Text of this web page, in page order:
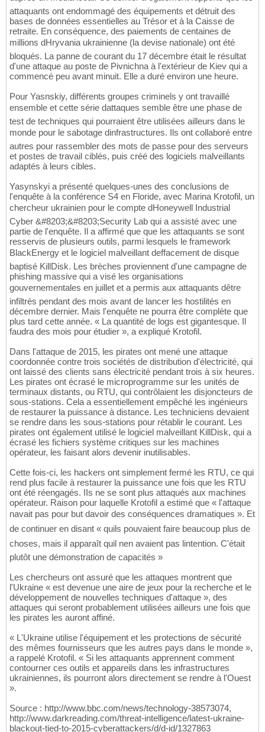
attaquants ont endommagé des équipements et détruit des
bases de données essentielles au Trésor et à la Caisse de
retraite. En conséquence, des paiements de centaines de
millions dHryvania ukrainienne (la devise nationale) ont été
bloqués. La panne de courant du 17 décembre était le résultat
d'une attaque au poste de Pivnichna à l'extérieur de Kiev qui a
commencé peu avant minuit. Elle a duré environ une heure.
Pour Yasnskiy, différents groupes criminels y ont travaillé
ensemble et cette série dattaques semble être une phase de
test de techniques qui pourraient être utilisées ailleurs dans le
monde pour le sabotage dinfrastructures. Ils ont collaboré entre
autres pour rassembler des mots de passe pour des serveurs
et postes de travail ciblés, puis créé des logiciels malveillants
adaptés à leurs cibles.
Yasynskyi a présenté quelques-unes des conclusions de
l'enquête à la conférence S4 en Floride, avec Marina Krotofil, un
chercheur ukrainien pour le compte dHoneywell Industrial
Cyber &#8203;&#8203;Security Lab qui a assisté avec une
partie de l'enquête. Il a affirmé que que les attaquants se sont
resservis de plusieurs outils, parmi lesquels le framework
BlackEnergy et le logiciel malveillant deffacement de disque
baptisé KillDisk. Les brèches proviennent d'une campagne de
phishing massive qui a visé les organisations
gouvernementales en juillet et a permis aux attaquants dêtre
infiltrés pendant des mois avant de lancer les hostilités en
décembre dernier. Mais l'enquête ne pourra être complète que
plus tard cette année. « La quantité de logs est gigantesque. Il
faudra des mois pour étudier », a expliqué Krotofil.
Dans l'attaque de 2015, les pirates ont mené une attaque
coordonnée contre trois sociétés de distribution d'électricité, qui
ont laissé des clients sans électricité pendant trois à six heures.
Les pirates ont écrasé le microprogramme sur les unités de
terminaux distants, ou RTU, qui contrôlaient les disjoncteurs de
sous-stations. Cela a essentiellement empêché les ingénieurs
de restaurer la puissance à distance. Les techniciens devaient
se rendre dans les sous-stations pour rétablir le courant. Les
pirates ont également utilisé le logiciel malveillant KillDisk, qui a
écrasé les fichiers système critiques sur les machines
opérateur, les faisant alors devenir inutilisables.
Cette fois-ci, les hackers ont simplement fermé les RTU, ce qui
rend plus facile à restaurer la puissance une fois que les RTU
ont été réengagés. IIs ne se sont plus attaqués aux machines
opérateur. Raison pour laquelle Krotofil a estimé que « l'attaque
navait pas pour but davoir des conséquences dramatiques ». Et
de continuer en disant « quils pouvaient faire beaucoup plus de
choses, mais il apparaît quil nen avaient pas lintention. C'était
plutôt une démonstration de capacités »
Les chercheurs ont assuré que les attaques montrent que
l'Ukraine « est devenue une aire de jeux pour la recherche et le
développement de nouvelles techniques d'attaque », des
attaques qui seront probablement utilisées ailleurs une fois que
les pirates les auront affiné.
« L'Ukraine utilise l'équipement et les protections de sécurité
des mêmes fournisseurs que les autres pays dans le monde »,
a rappelé Krotofil. « Si les attaquants apprennent comment
contourner ces outils et appareils dans les infrastructures
ukrainiennes, ils pourront alors directement se rendre à l'Ouest
».
Source : http://www.bbc.com/news/technology-38573074,
http://www.darkreading.com/threat-intelligence/latest-ukraine-
blackout-tied-to-2015-cyberattackers/d/d-id/1327863